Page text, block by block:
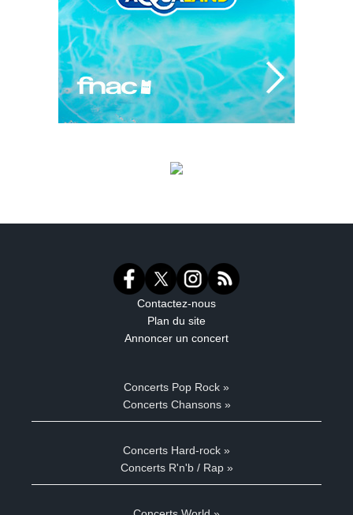
Contactez-nous
Plan du site
Annoncer un concert
Concerts Pop Rock »
Concerts Chansons »
Concerts Hard-rock »
Concerts R'n'b / Rap »